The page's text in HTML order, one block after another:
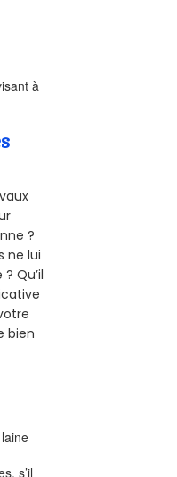
à
?
ne lui
Qu’il
bien
s’il